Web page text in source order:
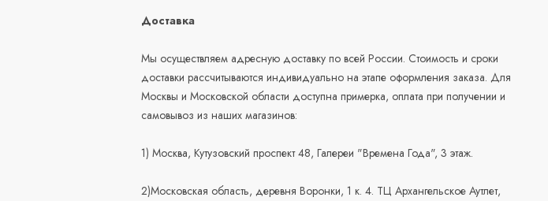
Доставка
Мы осуществляем адресную доставку по всей России. Стоимость и сроки
доставки рассчитываются индивидуально на этапе оформления заказа. Для
Москвы и Московской области доступна примерка, оплата при получении и
самовывоз из наших магазинов:
1) Москва, Кутузовский проспект 48, Галереи "Времена Года", 3 этаж.
2)Московская область, деревня Воронки, 1 к. 4. ТЦ Архангельское Аутлет,